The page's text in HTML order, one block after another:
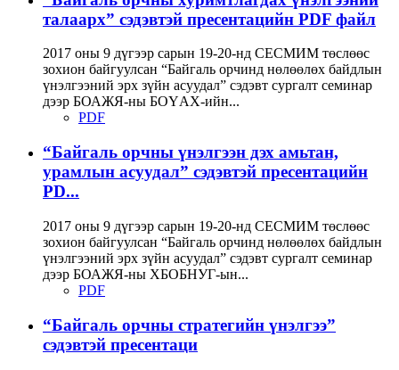
талаарх” сэдэвтэй пресентацийн PDF файл
2017 оны 9 дүгээр сарын 19-20-нд СЕСМИМ төслөөс
зохион байгуулсан “Байгаль орчинд нөлөөлөх байдлын
үнэлгээний эрх зүйн асуудал” сэдэвт сургалт семинар
дээр БОАЖЯ-ны БОҮАХ-ийн...
PDF
“Байгаль орчны үнэлгээн дэх амьтан,
урамлын асуудал” сэдэвтэй пресентацийн
PD...
2017 оны 9 дүгээр сарын 19-20-нд СЕСМИМ төслөөс
зохион байгуулсан “Байгаль орчинд нөлөөлөх байдлын
үнэлгээний эрх зүйн асуудал” сэдэвт сургалт семинар
дээр БОАЖЯ-ны ХБОБНУГ-ын...
PDF
“Байгаль орчны стратегийн үнэлгээ”
сэдэвтэй пресентаци